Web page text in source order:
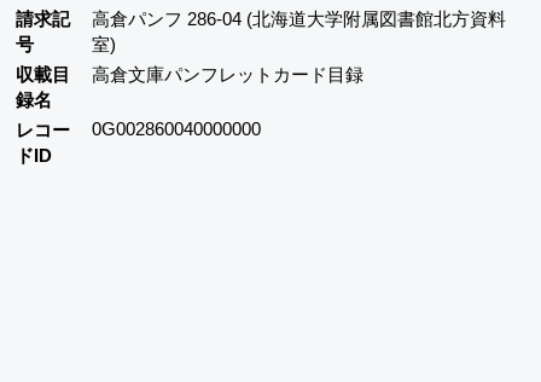
請求記
号
高倉パンフ 286-04 (北海道大学附属図書館北方資料
室)
収載目
録名
高倉文庫パンフレットカード目録
レコー
ドID
0G002860040000000